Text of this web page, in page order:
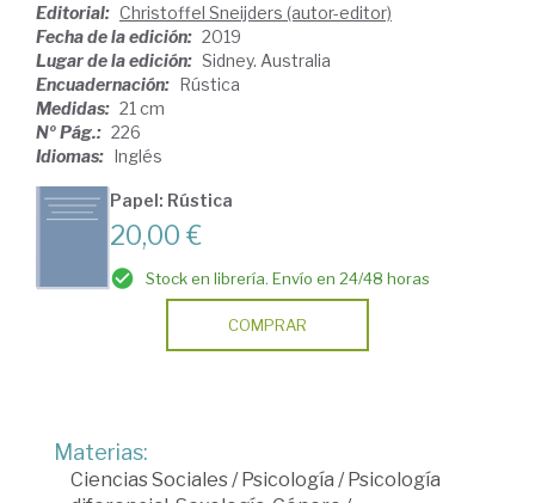
Editorial: Christoffel Sneijders (autor-editor)
Fecha de la edición: 2019
Lugar de la edición: Sidney. Australia
Encuadernación: Rústica
Medidas: 21 cm
Nº Pág.: 226
Idiomas: Inglés
Papel: Rústica
20,00 €
Stock en librería. Envío en 24/48 horas
COMPRAR
Materias:
Ciencias Sociales /Psicología /Psicología